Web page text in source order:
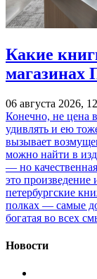
Какие
магазинах
06 августа 2026,
Конечно, не цена
удивлять и ею
вызывает
можно найти в
— но
это произведение
петербургские
полках — самые
богатая во всех
Новости